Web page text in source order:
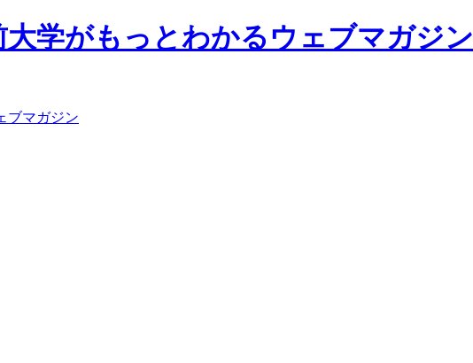
学がもっとわかるウェブマガジン